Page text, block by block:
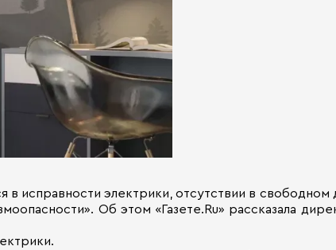
исправности электрики, отсутствии в свободном
Об этом «Газете.Ru» рассказала